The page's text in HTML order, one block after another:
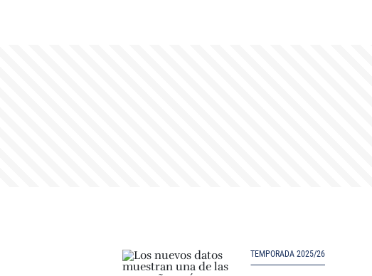
TEMPORADA 2025/26